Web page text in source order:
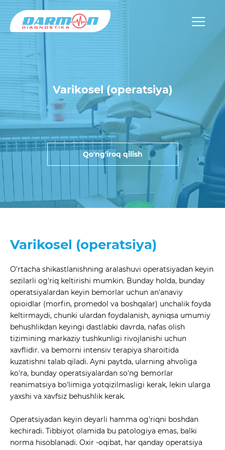
Varikosel (operatsiya)
Qo'ng'iroq qilish
Varikosel (operatsiya)
O'rtacha shikastlanishning aralashuvi operatsiyadan keyin
sezilarli og'riq keltirishi mumkin. Bunday holda, bunday
operatsiyalardan keyin bemorlar uchun an'anaviy
opioidlar (morfin, promedol va boshqalar) unchalik foyda
keltirmaydi, chunki ulardan foydalanish, ayniqsa umumiy
behushlikdan keyingi dastlabki davrda, nafas olish
tizimining markaziy tushkunligi rivojlanishi uchun
xavflidir. va bemorni intensiv terapiya sharoitida
kuzatishni talab qiladi. Ayni paytda, ularning ahvoliga
ko'ra, bunday operatsiyalardan so'ng bemorlar
reanimatsiya bo'limiga yotqizilmasligi kerak, lekin ularga
yaxshi va xavfsiz behushlik kerak.
Operatsiyadan keyin deyarli hamma og'riqni boshdan
kechiradi. Tibbiyot olamida bu patologiya emas, balki
norma hisoblanadi. Oxir -oqibat, har qanday operatsiya